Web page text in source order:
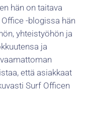
hän on taitava
-blogissa hän
yhteistyöhön ja
ja
että asiakkaat
Surf Officen